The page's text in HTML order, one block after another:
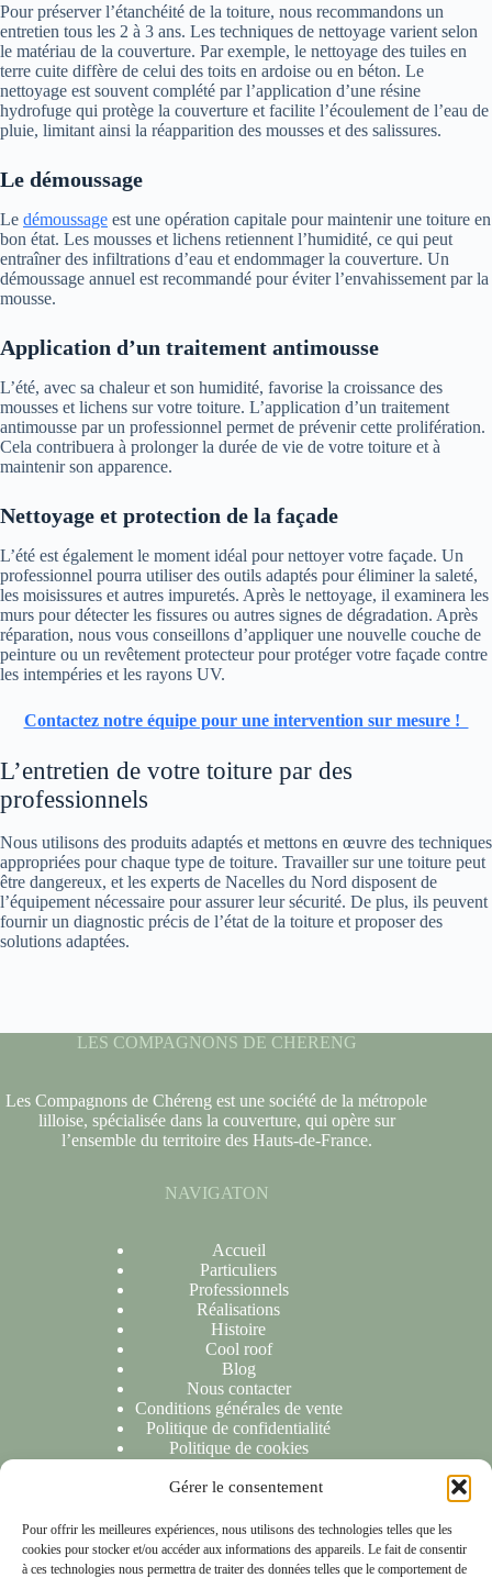
Gérer le consentement
Pour offrir les meilleures expériences, nous utilisons des technologies telles que les
cookies pour stocker et/ou accéder aux informations des appareils. Le fait de consentir
à ces technologies nous permettra de traiter des données telles que le comportement de
Pour préserver l’étanchéité de la toiture, nous recommandons un
entretien tous les 2 à 3 ans. Les techniques de nettoyage varient selon
le matériau de la couverture. Par exemple, le nettoyage des tuiles en
terre cuite diffère de celui des toits en ardoise ou en béton. Le
nettoyage est souvent complété par l’application d’une résine
hydrofuge qui protège la couverture et facilite l’écoulement de l’eau de
pluie, limitant ainsi la réapparition des mousses et des salissures.
Le démoussage
Le démoussage est une opération capitale pour maintenir une toiture en
bon état. Les mousses et lichens retiennent l’humidité, ce qui peut
entraîner des infiltrations d’eau et endommager la couverture. Un
démoussage annuel est recommandé pour éviter l’envahissement par la
mousse.
Application d’un traitement antimousse
L’été, avec sa chaleur et son humidité, favorise la croissance des
mousses et lichens sur votre toiture. L’application d’un traitement
antimousse par un professionnel permet de prévenir cette prolifération.
Cela contribuera à prolonger la durée de vie de votre toiture et à
maintenir son apparence.
Nettoyage et protection de la façade
L’été est également le moment idéal pour nettoyer votre façade. Un
professionnel pourra utiliser des outils adaptés pour éliminer la saleté,
les moisissures et autres impuretés. Après le nettoyage, il examinera les
murs pour détecter les fissures ou autres signes de dégradation. Après
réparation, nous vous conseillons d’appliquer une nouvelle couche de
peinture ou un revêtement protecteur pour protéger votre façade contre
les intempéries et les rayons UV.
Contactez notre équipe pour une intervention sur mesure !
L’entretien de votre toiture par des
professionnels
Nous utilisons des produits adaptés et mettons en œuvre des techniques
appropriées pour chaque type de toiture. Travailler sur une toiture peut
être dangereux, et les experts de Nacelles du Nord disposent de
l’équipement nécessaire pour assurer leur sécurité. De plus, ils peuvent
fournir un diagnostic précis de l’état de la toiture et proposer des
solutions adaptées.
LES COMPAGNONS DE CHERENG
Les Compagnons de Chéreng est une société de la métropole
lilloise, spécialisée dans la couverture, qui opère sur
l’ensemble du territoire des Hauts-de-France.
NAVIGATON
Accueil
Particuliers
Professionnels
Réalisations
Histoire
Cool roof
Blog
Nous contacter
Conditions générales de vente
Politique de confidentialité
Politique de cookies
Nous sommes ravis de répondre à toutes vos demandes ou